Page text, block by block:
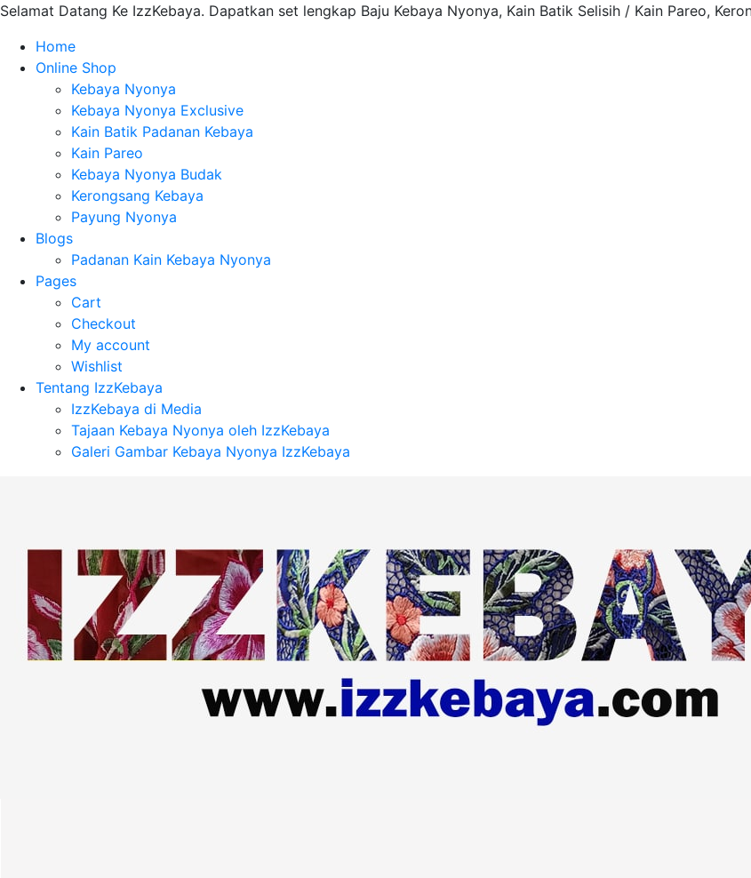
Selamat Datang Ke IzzKebaya. Dapatkan set lengkap Baju Kebaya Nyonya, Kain Batik Selisih / Kain Pareo,
Home
Online Shop
Kebaya Nyonya
Kebaya Nyonya Exclusive
Kain Batik Padanan Kebaya
Kain Pareo
Kebaya Nyonya Budak
Kerongsang Kebaya
Payung Nyonya
Blogs
Padanan Kain Kebaya Nyonya
Pages
Cart
Checkout
My account
Wishlist
Tentang IzzKebaya
IzzKebaya di Media
Tajaan Kebaya Nyonya oleh IzzKebaya
Galeri Gambar Kebaya Nyonya IzzKebaya